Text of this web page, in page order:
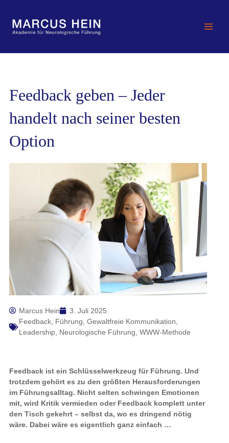
springen
Feedback geben – Jeder
handelt nach seiner besten
Option
Marcus Hein
3. Juli 2025
Feedback, Führung Gewaltfreie Kommunikation
Leadership, Neurologische Führung WWW-Methode
Feedback ist ein Schlüsselwerkzeug für Führung. Und
trotzdem gehört es zu den größten Herausforderungen
im Führungsalltag. Nicht selten schwingen Emotionen
mit, wird Kritik vermieden oder Feedback komplett unter
den Tisch gekehrt – selbst da, wo es dringend nötig
wäre. Dabei wäre es eigentlich ganz einfach …